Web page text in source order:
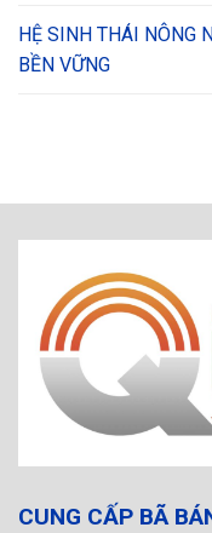
HỆ SINH THÁI NÔNG
BỀN VỮNG
CUNG CẤP BÃ